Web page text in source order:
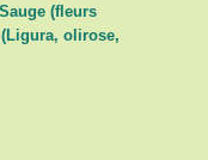
(fleurs
olirose,